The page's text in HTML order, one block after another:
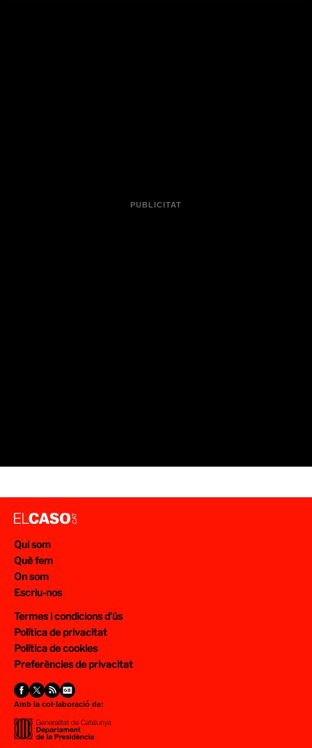
Qui som
Què fem
On som
Escriu-nos
Termes i condicions d’ús
Política de privacitat
Política de cookies
Preferències de privacitat
Amb la col·laboració de: